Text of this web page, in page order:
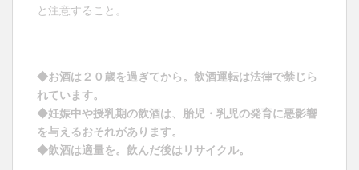
と注意すること。
◆お酒は２０歳を過ぎてから。飲酒運転は法律で禁じら
れています。
◆妊娠中や授乳期の飲酒は、胎児・乳児の発育に悪影響
を与えるおそれがあります。
◆飲酒は適量を。飲んだ後はリサイクル。